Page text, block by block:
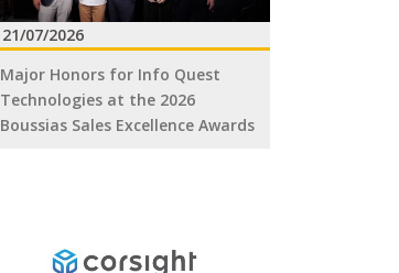
21/07/2026
Major Honors for Info Quest
Technologies at the 2026
Boussias Sales Excellence Awards